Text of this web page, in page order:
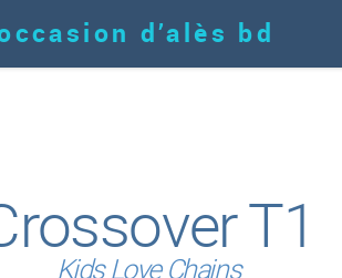
d’alès bd
T1
Kids Love Chains